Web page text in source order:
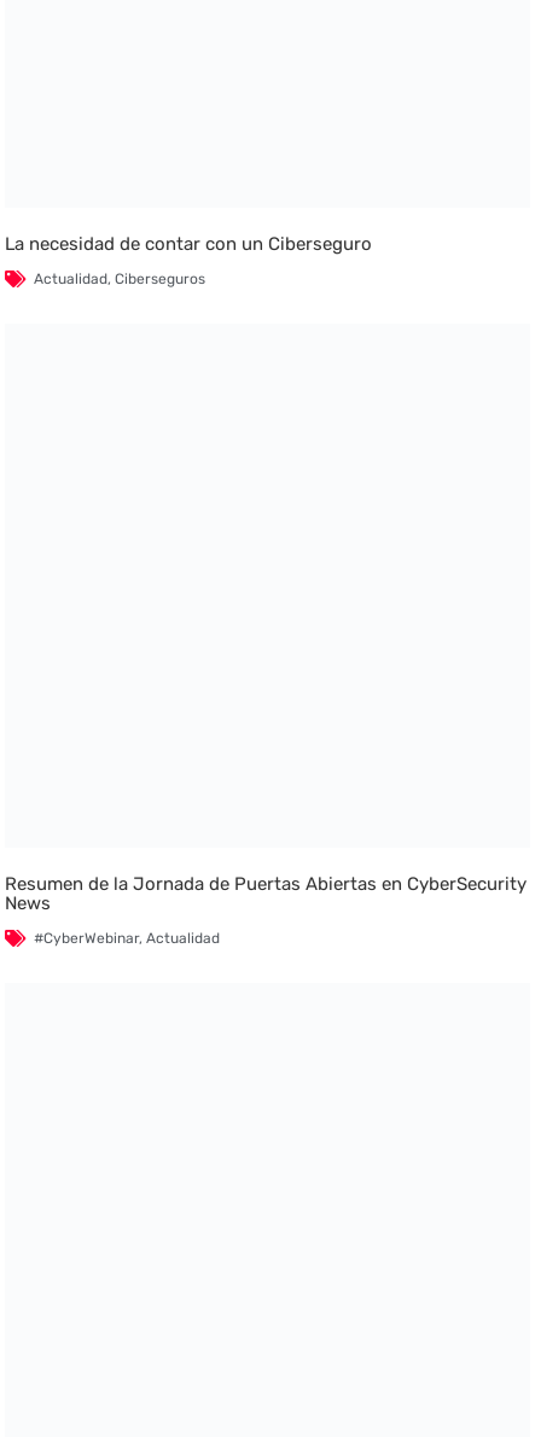
La necesidad de contar con un Ciberseguro
Actualidad,Ciberseguros
Resumen de la Jornada de Puertas Abiertas en CyberSecurity
News
#CyberWebinar,Actualidad